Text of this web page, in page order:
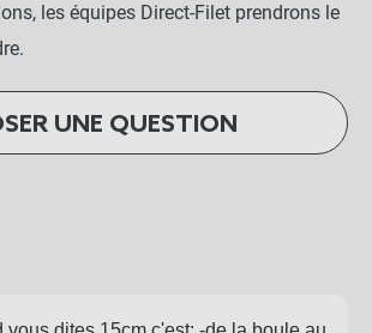
les équipes Direct-Filet prendrons le
UNE QUESTION